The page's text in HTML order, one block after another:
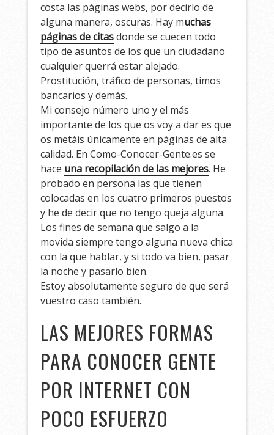
costa las páginas webs, por decirlo de
alguna manera, oscuras. Hay muchas
páginas de citasdonde se cuecen todo
tipo de asuntos de los que un ciudadano
cualquier querrá estar alejado.
Prostitución, tráfico de personas, timos
bancarios y demás.
Mi consejo número uno y el más
importante de los que os voy a dar es que
os metáis únicamente en páginas de alta
calidad. En Como-Conocer-Gente.es se
hace una recopilación de las mejores. He
probado en persona las que tienen
colocadas en los cuatro primeros puestos
y he de decir que no tengo queja alguna.
Los fines de semana que salgo a la
movida siempre tengo alguna nueva chica
con la que hablar, y si todo va bien, pasar
la noche y pasarlo bien.
Estoy absolutamente seguro de que será
vuestro caso también.
LAS MEJORES FORMAS
PARA CONOCER GENTE
POR INTERNET CON
POCO ESFUERZO